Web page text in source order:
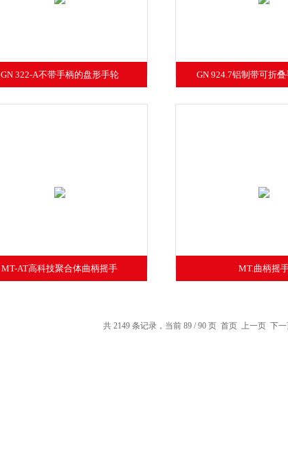
GN 322-A不带手柄的盘形手轮 GN 924.7铝制带可折
MT-AT高科技聚合体曲柄摇手 MT.曲柄摇
共 2149 条记录，当前 89 / 90 页 首页 上一页 下一